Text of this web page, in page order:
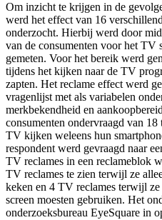
Om inzicht te krijgen in de
werd het effect van 16
onderzocht. Hierbij werd door
van de consumenten voor het TV
gemeten. Voor het bereik werd
tijdens het kijken naar de TV
zapten. Het reclame effect werd
vragenlijst met als variabelen
merkbekendheid en
consumenten ondervraagd van
TV kijken weleens hun
respondent werd gevraagd naar
TV reclames in een reclameblok
TV reclames te zien terwijl ze
keken en 4 TV reclames terwijl
screen moesten gebruiken. Het
onderzoeksbureau EyeSquare in